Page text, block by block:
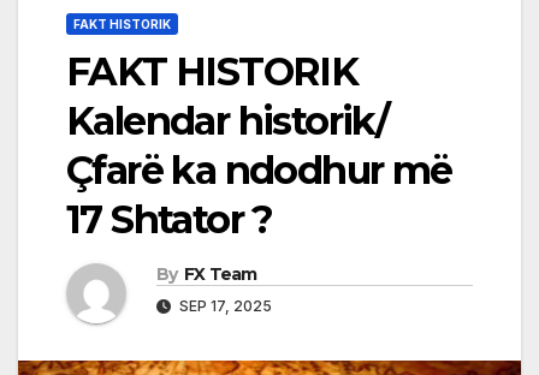
FAKT HISTORIK
FAKT HISTORIK
Kalendar historik/
Çfarë ka ndodhur më
17 Shtator ?
By FX Team
SEP 17, 2025